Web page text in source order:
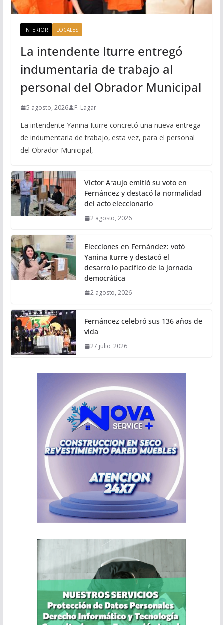
INTERIOR LOCALES
La intendente Iturre entregó
indumentaria de trabajo al
personal del Obrador Municipal
5 agosto, 2026 F. Lagar
La intendente Yanina Iturre concretó una nueva entrega
de indumentaria de trabajo, esta vez, para el personal
del Obrador Municipal,
Víctor Araujo emitió su voto en
Fernández y destacó la normalidad
del acto eleccionario
2 agosto, 2026
Elecciones en Fernández: votó
Yanina Iturre y destacó el
desarrollo pacífico de la jornada
democrática
2 agosto, 2026
Fernández celebró sus 136 años de
vida
27 julio, 2026